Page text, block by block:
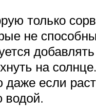
только
не
на
если
водой.